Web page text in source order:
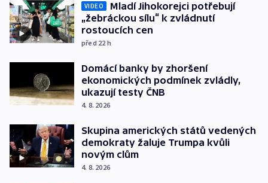
VIDEO
Mladí Jihokorejci potřebují
„žebráckou sílu“ k zvládnutí
rostoucích cen
před 22 h
Domácí banky by zhoršení
ekonomických podmínek zvládly,
ukazují testy ČNB
4. 8. 2026
Skupina amerických států vedených
demokraty žaluje Trumpa kvůli
novým clům
4. 8. 2026